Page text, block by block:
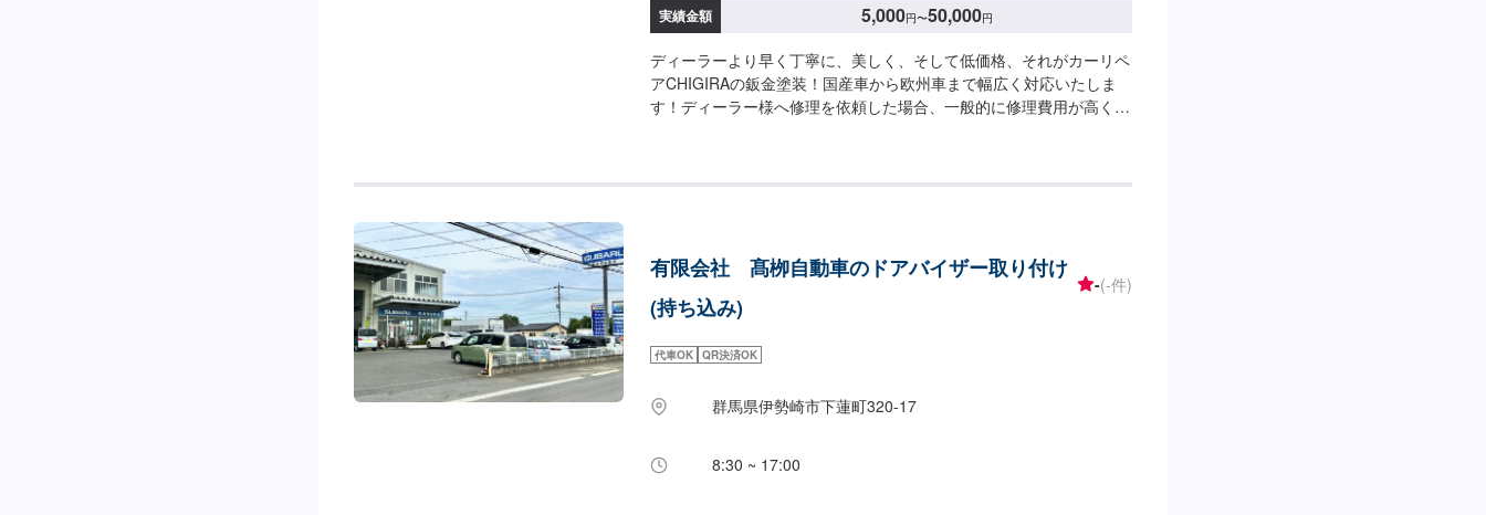
実績金額 5,000円〜50,000円
ディーラーより早く丁寧に、美しく、そして低価格、それがカーリペ
アCHIGIRAの鈑金塗装！国産車から欧州車まで幅広く対応いたしま
す！ディーラー様へ修理を依頼した場合、一般的に修理費用が高く、
-------------------------------【1】オファーにてお問い合わせ【2】お見
積り【3】お見積りにご納得いただければ作業開始【4】仕上がり次第
納車□納期について□通常1〜2日程度で納車いたします。車種や状態
代車について□作業中は無料の代車をご利用ください。※燃料代は、お
みについて□パーツの持ち込み可能です。オファーの際に持ち込みパ
業時間：9:00~19:00
有限会社 髙栁自動車のドアバイザー取り付け
(持ち込み)
-(-件)
代車OK QR決済OK
群馬県伊勢崎市下蓮町320-17
8:30 ~ 17:00